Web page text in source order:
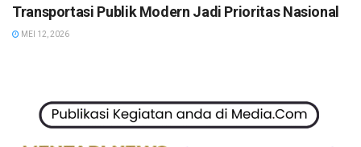
Transportasi Publik Modern Jadi Prioritas Nasional
MEI 12, 2026